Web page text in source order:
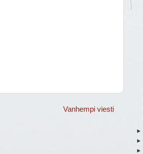
Vanhempi viesti
►
►
►